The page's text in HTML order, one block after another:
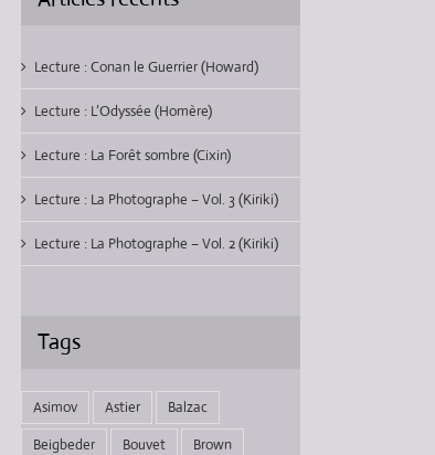
Lecture : Conan le Guerrier (Howard)
Lecture : L’Odyssée (Homère)
Lecture : La Forêt sombre (Cixin)
Lecture : La Photographe – Vol. 3 (Kiriki)
Lecture : La Photographe – Vol. 2 (Kiriki)
Tags
Asimov Astier
Balzac
Beigbeder
Bouvet
Brown